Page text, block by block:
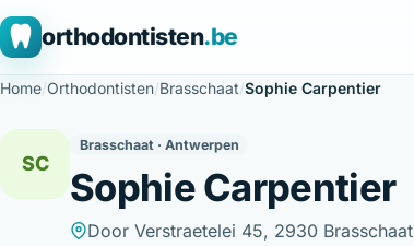
orthodontisten.be
Home/Orthodontisten/Brasschaat/Sophie Carpentier
SC
Brasschaat · Antwerpen
Sophie Carpentier
Door Verstraetelei 45, 2930 Brasschaat